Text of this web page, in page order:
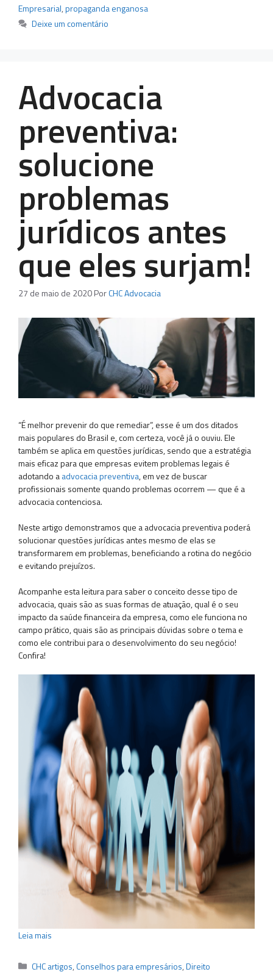
Empresarial,propaganda enganosa
Deixe um comentário
Advocacia
preventiva:
solucione
problemas
jurídicos antes
que eles surjam!
27 de maio de 2020PorCHC Advocacia
“É melhor prevenir do que remediar”, esse é um dos ditados
mais populares do Brasil e, com certeza, você já o ouviu. Ele
também se aplica em questões jurídicas, sendo que a estratégia
mais eficaz para que empresas evitem problemas legais é
adotando aadvocacia preventiva, em vez de buscar
profissionais somente quando problemas ocorrem — que é a
advocacia contenciosa.
Neste artigo demonstramos que a advocacia preventiva poderá
solucionar questões jurídicas antes mesmo de elas se
transformarem em problemas, beneficiando a rotina do negócio
e evitando prejuízos.
Acompanhe esta leitura para saber o conceito desse tipo de
advocacia, quais são as suas formas de atuação, qual é o seu
impacto da saúde financeira da empresa, como ele funciona no
campo prático, quais são as principais dúvidas sobre o tema e
como ele contribui para o desenvolvimento do seu negócio!
Confira!
Leia mais
Categorias
CHC artigos,Conselhos para empresários,Direito